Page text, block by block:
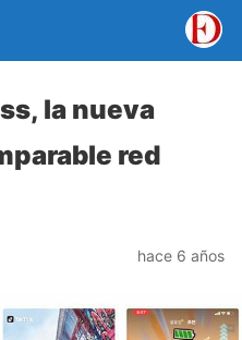
la nueva
red
hace 6 años